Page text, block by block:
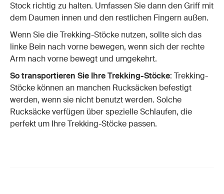
Stock richtig zu halten. Umfassen Sie dann den Griff mit
dem Daumen innen und den restlichen Fingern außen.
Wenn Sie die Trekking-Stöcke nutzen, sollte sich das
linke Bein nach vorne bewegen, wenn sich der rechte
Arm nach vorne bewegt und umgekehrt.
So transportieren Sie Ihre Trekking-Stöcke: Trekking-
Stöcke können an manchen Rucksäcken befestigt
werden, wenn sie nicht benutzt werden. Solche
Rucksäcke verfügen über spezielle Schlaufen, die
perfekt um Ihre Trekking-Stöcke passen.